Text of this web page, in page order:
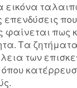
εικόνα
επενδύσεις
φαίνεται πως
Τα
των
όπου